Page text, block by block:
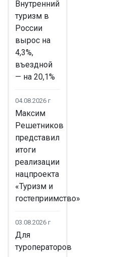
Внутренний
туризм в
России
вырос на
4,3%,
въездной
— на 20,1%
04.08.2026 г
Максим
Решетников
представил
итоги
реализации
нацпроекта
«Туризм и
гостеприимство»
03.08.2026 г
Для
туроператоров